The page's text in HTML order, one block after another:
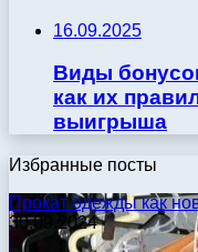
16.09.2025
Виды
как их
выигрыша
Избранные посты
Прокат одежды как
30.09.2024